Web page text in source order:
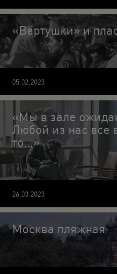
«Вертушки» и
05.02.2023
«Мы в зале
Любой из нас все
то…»
26.03.2023
Москва пляжная